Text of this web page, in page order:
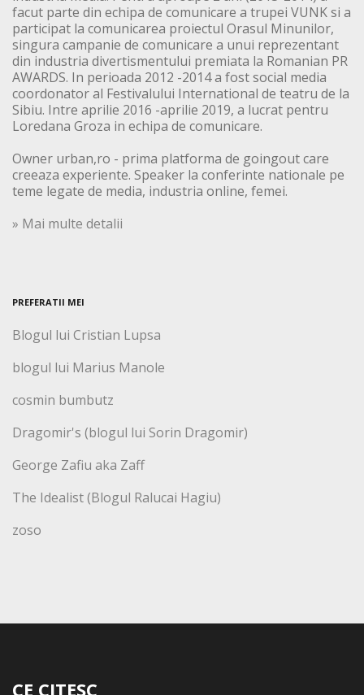
facut parte din echipa de comunicare a trupei VUNK si a
participat la comunicarea proiectul Orasul Minunilor,
singura campanie de comunicare a unui reprezentant
din industria divertismentului premiata la Romanian PR
AWARDS. In perioada 2012 -2014 a fost social media
coordonator al Festivalului International de teatru de la
Sibiu. Intre aprilie 2016 -aprilie 2019, a lucrat pentru
Loredana Groza in echipa de comunicare.
Owner urban,ro - prima platforma de goingout care
creeaza experiente. Speaker la conferinte nationale pe
teme legate de media, industria online, femei.
» Mai multe detalii
PREFERATII MEI
Blogul lui Cristian Lupsa
blogul lui Marius Manole
cosmin bumbutz
Dragomir's (blogul lui Sorin Dragomir)
George Zafiu aka Zaff
The Idealist (Blogul Ralucai Hagiu)
zoso
CE CITESC